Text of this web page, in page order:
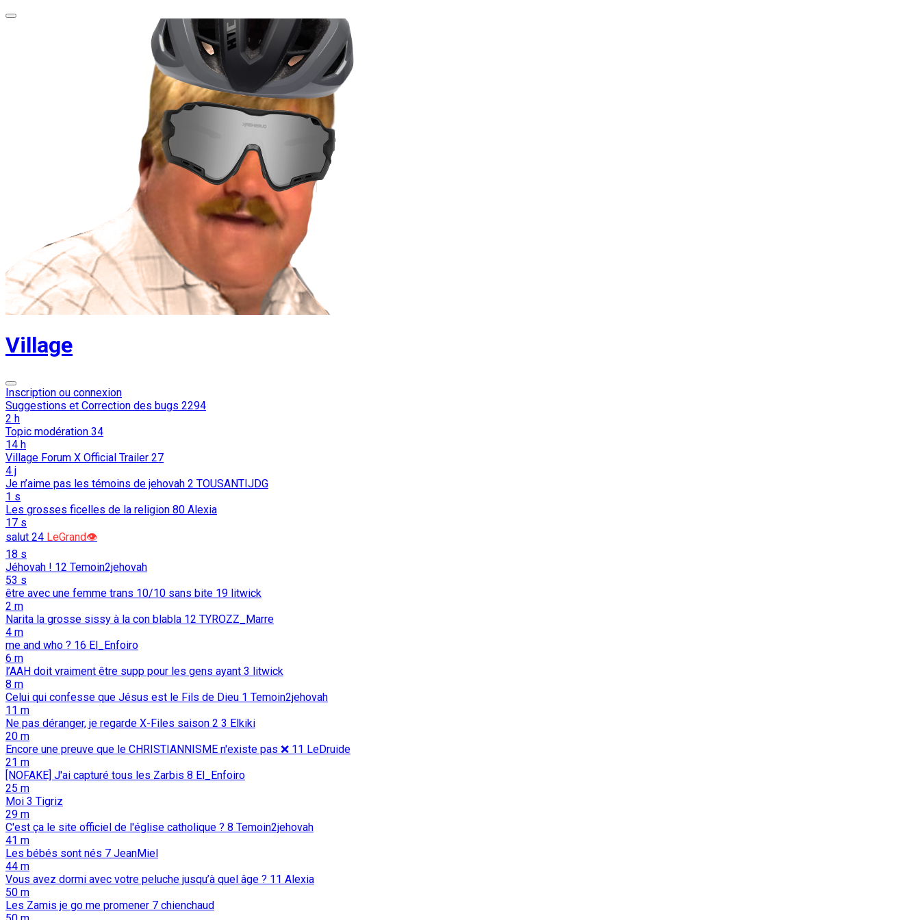
Village
Inscription ou connexion
Suggestions et Correction des bugs 2294
2 h
Topic modération 34
14 h
Village Forum X Official Trailer 27
4 j
Je n’aime pas les témoins de jehovah 2 TOUSANTIJDG
1 s
Les grosses ficelles de la religion 80 Alexia
17 s
salut 24 LeGrand👁️
18 s
Jéhovah ! 12 Temoin2jehovah
53 s
être avec une femme trans 10/10 sans bite 19 litwick
2 m
Narita la grosse sissy à la con blabla 12 TYROZZ_Marre
4 m
me and who ? 16 El_Enfoiro
6 m
l’AAH doit vraiment être supp pour les gens ayant 3 litwick
8 m
Celui qui confesse que Jésus est le Fils de Dieu 1 Temoin2jehovah
11 m
Ne pas déranger, je regarde X-Files saison 2 3 Elkiki
20 m
Encore une preuve que le CHRISTIANNISME n'existe pas ❌️ 11 LeDruide
21 m
[NOFAKE] J'ai capturé tous les Zarbis 8 El_Enfoiro
25 m
Moi 3 Tigriz
29 m
C'est ça le site officiel de l'église catholique ? 8 Temoin2jehovah
41 m
Les bébés sont nés 7 JeanMiel
44 m
Vous avez dormi avec votre peluche jusqu’à quel âge ? 11 Alexia
50 m
Les Zamis je go me promener 7 chienchaud